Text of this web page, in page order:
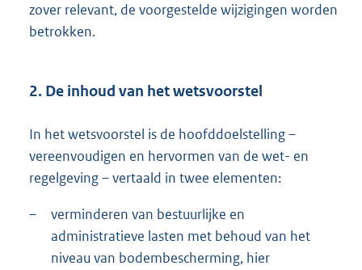
zover relevant, de voorgestelde wijzigingen worden
betrokken.
2. De inhoud van het wetsvoorstel
In het wetsvoorstel is de hoofddoelstelling –
vereenvoudigen en hervormen van de wet- en
regelgeving – vertaald in twee elementen:
–
verminderen van bestuurlijke en
administratieve lasten met behoud van het
niveau van bodembescherming, hier